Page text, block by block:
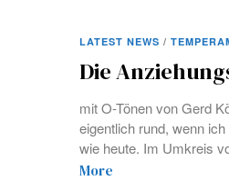
LATEST NEWS /
Die
mit O-Tönen von Gerd
eigentlich rund, wenn
wie heute. Im Umkreis
More